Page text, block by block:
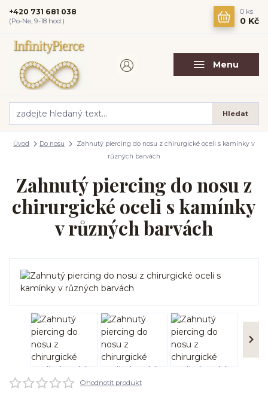
Menu
Hledat
+420 731 681 038
(Po-Ne, 9-18 hod.)
0 ks
0 Kč
Úvod Do nosu
Zahnutý piercing do nosu z chirurgické oceli s kamínky v
různých barvách
Zahnutý piercing do nosu z
chirurgické oceli s kamínky
v různých barvách
Ohodnotit produkt